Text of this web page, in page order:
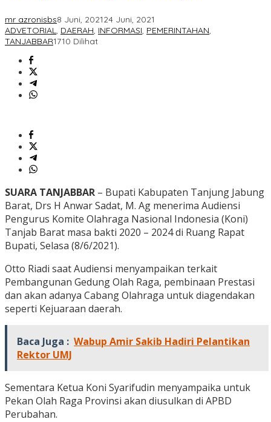
mr azronisbs8 Juni, 202124 Juni, 2021
ADVETORIAL, DAERAH, INFORMASI, PEMERINTAHAN,
TANJABBAR1710 Dilihat
SUARA TANJABBAR – Bupati Kabupaten Tanjung Jabung
Barat, Drs H Anwar Sadat, M. Ag menerima Audiensi
Pengurus Komite Olahraga Nasional Indonesia (Koni)
Tanjab Barat masa bakti 2020 – 2024 di Ruang Rapat
Bupati, Selasa (8/6/2021).
Otto Riadi saat Audiensi menyampaikan terkait
Pembangunan Gedung Olah Raga, pembinaan Prestasi
dan akan adanya Cabang Olahraga untuk diagendakan
seperti Kejuaraan daerah.
Baca Juga : Wabup Amir Sakib Hadiri Pelantikan
Rektor UMJ
Sementara Ketua Koni Syarifudin menyampaika untuk
Pekan Olah Raga Provinsi akan diusulkan di APBD
Perubahan.